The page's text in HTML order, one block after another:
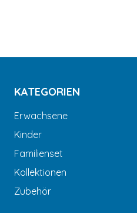
KATEGORIEN
Erwachsene
Kinder
Familienset
Kollektionen
Zubehör